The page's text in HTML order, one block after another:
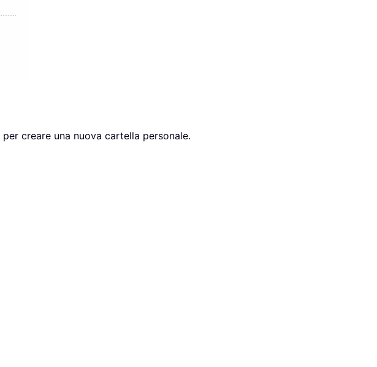
creare una nuova cartella personale.